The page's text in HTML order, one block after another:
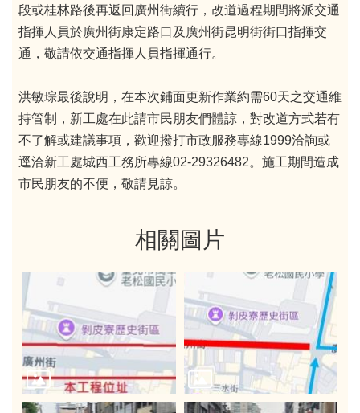
段或桂林路後再返回廣州街續行，改道過程期間將派交通
指揮人員於廣州街康定路口及廣州街昆明街街口指揮交
通，敬請依交通指揮人員指揮通行。
洪敏琮最後說明，在本次鋪面更新作業約需60天之交通維
持管制，新工處在此請市民朋友們體諒，對改道方式若有
不了解或建議事項，歡迎撥打市政服務專線1999洽詢或
逕洽新工處城西工務所專線02-29326482。施工期間造成
市民朋友的不便，敬請見諒。
相關圖片